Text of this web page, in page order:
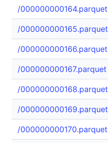
/000000000164.parquet
/000000000165.parquet
/000000000166.parquet
/000000000167.parquet
/000000000168.parquet
/000000000169.parquet
/000000000170.parquet